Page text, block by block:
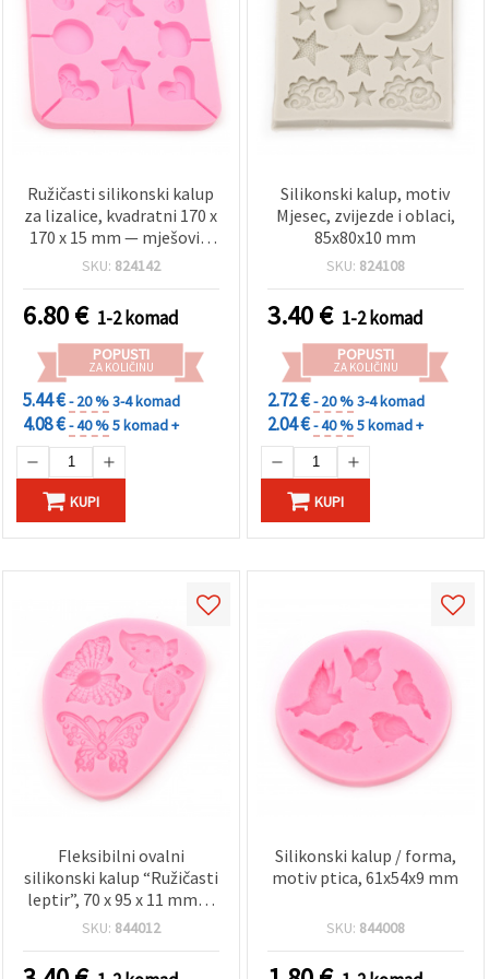
Ružičasti silikonski kalup
za lizalice, kvadratni 170 x
170 x 15 mm — mješoviti
oblici (srca, zvijezde,
štapiće; fleksibilan i
višekratan za bombone,
čokoladu, fondant,
pečenje i DIY hobi
SKU: 824142
6.80€ 1-2 komad
POPUSTI
ZA KOLIČINU
5.44 €- 20 %3-4 komad
4.08 €- 40 %5 komad +
KUPI
Silikonski kalup, motiv
Mjesec, zvijezde i oblaci,
85x80x10 mm
SKU: 824108
3.40€ 1-2 komad
POPUSTI
ZA KOLIČINU
2.72 €- 20 %3-4 komad
2.04 €- 40 %5 komad +
KUPI
Fleksibilni ovalni
silikonski kalup “Ružičasti
leptir”, 70 x 95 x 11 mm, 3
šupljine – s finim
lijevanje smole, izradu
SKU: 844012
Silikonski kalup / forma,
motiv ptica, 61x54x9 mm
SKU: 844008